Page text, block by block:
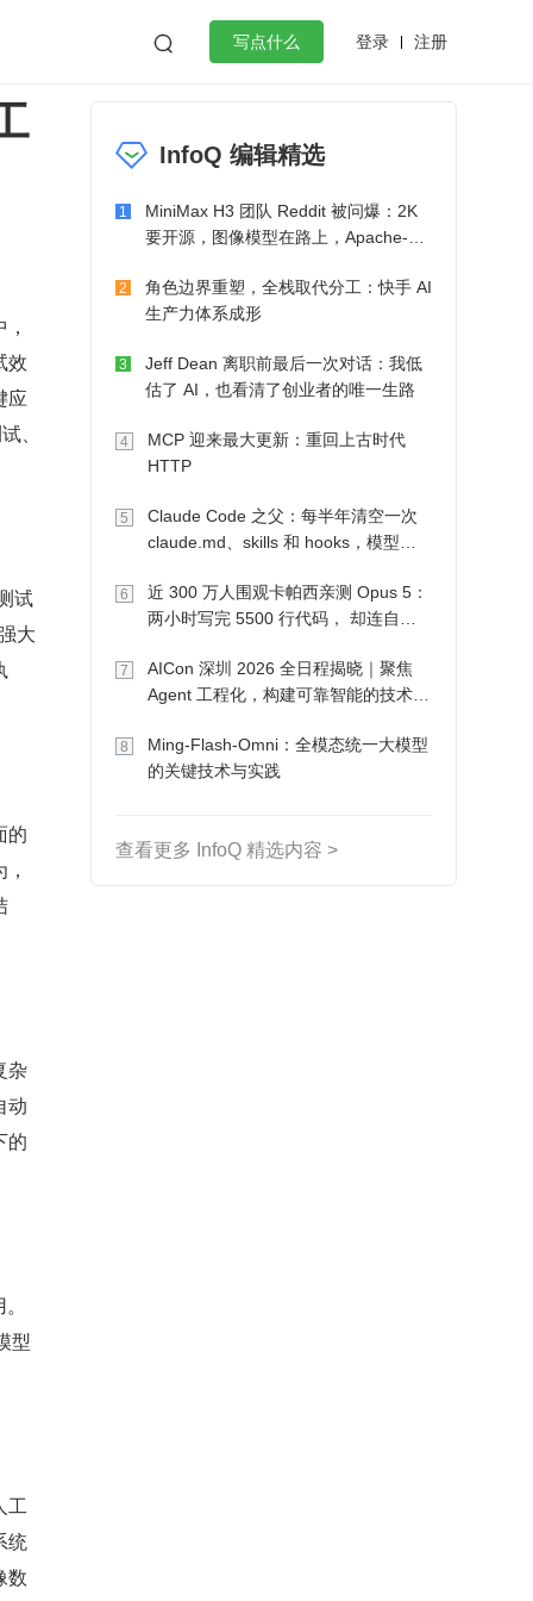
 写点什么 登录 注册
作
微服务架构 flutter
效
应
、
试
大
的
杂
动
的
型
工
统
数
InfoQ 编辑精选
1
MiniMax H3 团队 Reddit 被问爆：2K
要开源，图像模型在路上，Apache-2.0
2
角色边界重塑，全栈取代分工：快手 AI
生产力体系成形
3
Jeff Dean 离职前最后一次对话：我低
估了 AI，也看清了创业者的唯一生路
4
MCP 迎来最大更新：重回上古时代
HTTP
5
Claude Code 之父：每半年清空一次
claude.md、skills 和 hooks，模型自
6
近 300 万人围观卡帕西亲测 Opus 5：
两小时写完 5500 行代码， 却连自己
7
AICon 深圳 2026 全日程揭晓｜聚焦
Agent 工程化，构建可靠智能的技术路
8
Ming-Flash-Omni：全模态统一大模型
的关键技术与实践
查看更多 InfoQ 精选内容 >